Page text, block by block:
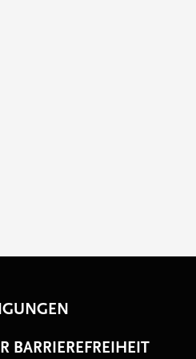
BARRIEREFREIHEIT